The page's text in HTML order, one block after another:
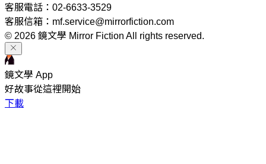
客服電話：02-6633-3529
客服信箱：mf.service@mirrorfiction.com
© 2026 鏡文學 Mirror Fiction All rights reserved.
鏡文學 App
好故事從這裡開始
下載